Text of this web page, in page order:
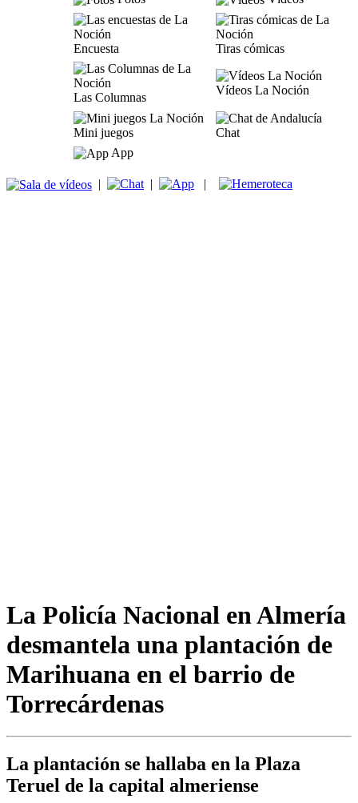
Encuesta Tiras cómicas
Las Columnas
Vídeos La Noción
Mini juegos
Chat
App
| | |
La Policía Nacional en Almería
desmantela una plantación de
Marihuana en el barrio de
Torrecárdenas
La plantación se hallaba en la Plaza
Teruel de la capital almeriense